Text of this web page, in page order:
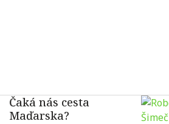
Čaká nás cesta
Maďarska?